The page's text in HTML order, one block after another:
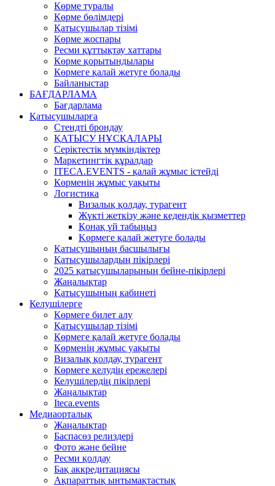
Көрме туралы
Көрме бөлімдері
Қатысушылар тізімі
Көрме жоспары
Ресми құттықтау хаттары
Көрме қорытындылары
Көрмеге қалай жетуге болады
Байланыстар
БАҒДАРЛАМА
Бағдарлама
Қатысушыларға
Стендті брондау
ҚАТЫСУ НҰСҚАЛАРЫ
Серіктестік мүмкіндіктер
Маркетингтік құралдар
ITECA.EVENTS - қалай жұмыс істейді
Көрменің жұмыс уақыты
Логистика
Визалық қолдау, турагент
Жүкті жеткізу және кедендік қызметтер
Қонақ үй табыңыз
Kөрмеге қалай жетуге болады
Қатысушының басшылығы
Қатысушылардың пікірлері
2025 қатысушыларының бейне-пікірлері
Жаңалықтар
Қатысушының кабинеті
Келушілерге
Көрмеге билет алу
Қатысушылар тізімі
Көрмеге қалай жетуге болады
Көрменің жұмыс уақыты
Визалық қолдау, турагент
Көрмеге келудің ережелері
Келушілердің пікірлері
Жаңалықтар
Iteca.events
Медиаорталық
Жаңалықтар
Баспасөз релиздері
Фото және бейне
Ресми қолдау
Бақ аккредитациясы
Ақпараттық ынтымақтастық